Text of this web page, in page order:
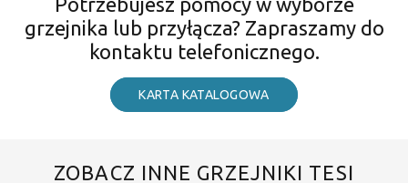
grzejnika lub przyłącza? Zapraszamy do
kontaktu telefonicznego.
KARTA KATALOGOWA
ZOBACZ INNE GRZEJNIKI TESI